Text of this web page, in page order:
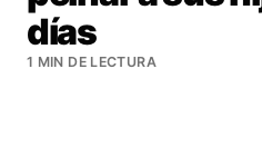
días
1 MIN DE LECTURA